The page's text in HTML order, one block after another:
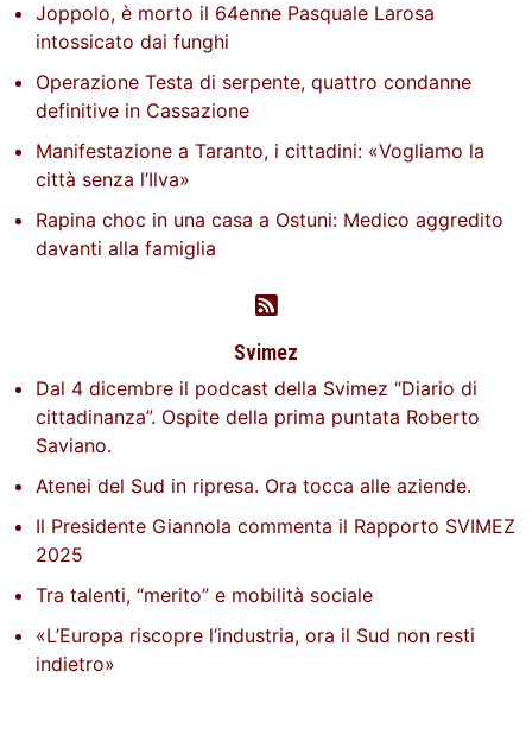
Joppolo, è morto il 64enne Pasquale Larosa
intossicato dai funghi
Operazione Testa di serpente, quattro condanne
definitive in Cassazione
Manifestazione a Taranto, i cittadini: «Vogliamo la
città senza l’Ilva»
Rapina choc in una casa a Ostuni: Medico aggredito
davanti alla famiglia
Svimez
Dal 4 dicembre il podcast della Svimez “Diario di
cittadinanza”. Ospite della prima puntata Roberto
Saviano.
Atenei del Sud in ripresa. Ora tocca alle aziende.
Il Presidente Giannola commenta il Rapporto SVIMEZ
2025
Tra talenti, “merito” e mobilità sociale
«L’Europa riscopre l’industria, ora il Sud non resti
indietro»